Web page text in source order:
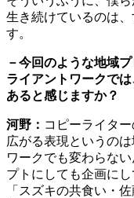
生き続けているのは
す。
－今回のような地域
ライアントワークで
あると感じますか？
河野： コピーライタ
広がる表現というの
ワークでも変わらな
プトにしても企画に
「スズキの共食い・